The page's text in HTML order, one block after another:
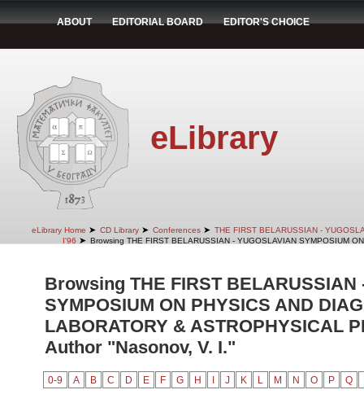
ABOUT EDITORIAL BOARD EDITOR'S CHOICE
eLibrary
eLibrary Home ➤ CD Library ➤ Conferences ➤ THE FIRST BELARUSSIAN -
I'96 ➤ Browsing THE FIRST BELARUSSIAN - YUGOSLAVIAN SYMPOSIUM
Browsing THE FIRST BELARUSSIAN
SYMPOSIUM ON PHYSICS AND
LABORATORY & ASTROPHYSICAL
Author "Nasonov, V. I."
0-9 A B C D E F G H J K L M N O P Q